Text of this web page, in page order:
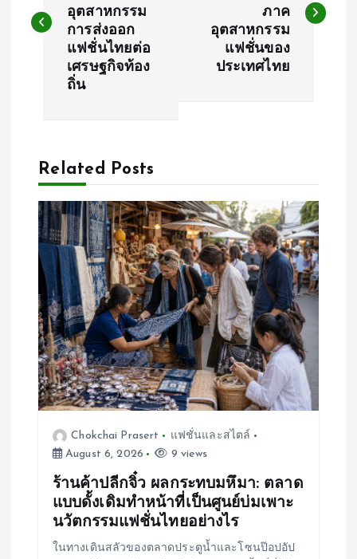
s
v
g
a
t
o
อุตสาหกรรม
การส่งออก
แฟชั่นไทยต่อ
เศรษฐกิจท้อง
ถิ่น
ภาค
อุตสาหกรรม
แฟชั่นของ
ประเทศไทย
Related Posts
Chokchai Prasert
แฟชั่นและสไตล์
August 6, 2026
9 views
ร้านค้าปลีกจิ๋ว ผลกระทบมหึมา: ตลาด
แบบดั้งเดิมทำหน้าที่เป็นศูนย์บ่มเพาะ
นวัตกรรมแฟชั่นไทยอย่างไร
ในทางเดินสลัวของตลาดประตูน้ำและโซนป๊อปอัป